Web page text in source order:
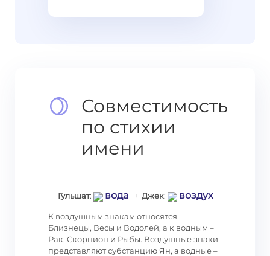
Совместимость
по стихии
имени
Гульшат: вода+ Джек: воздух
К воздушным знакам относятся
Близнецы, Весы и Водолей, а к водным –
Рак, Скорпион и Рыбы. Воздушные знаки
представляют субстанцию Ян, а водные –